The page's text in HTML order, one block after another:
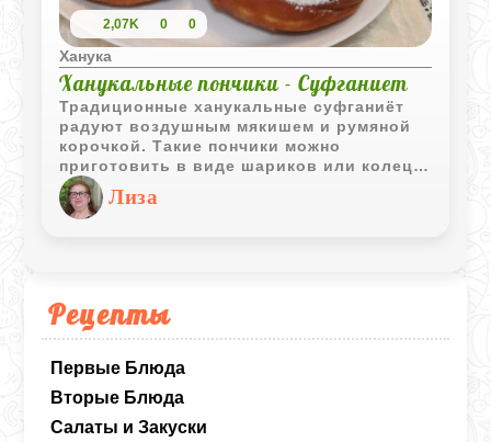
Рецепты
Первые Блюда
Вторые Блюда
Салаты и Закуски
2,07K 0 0
Ханука
Ханукальные пончики - Суфганиет
Традиционные ханукальные суфганиёт
радуют воздушным мякишем и румяной
корочкой. Такие пончики можно
приготовить в виде шариков или колец,
а затем наполнить любимым вареньем
или джемом.
Лиза